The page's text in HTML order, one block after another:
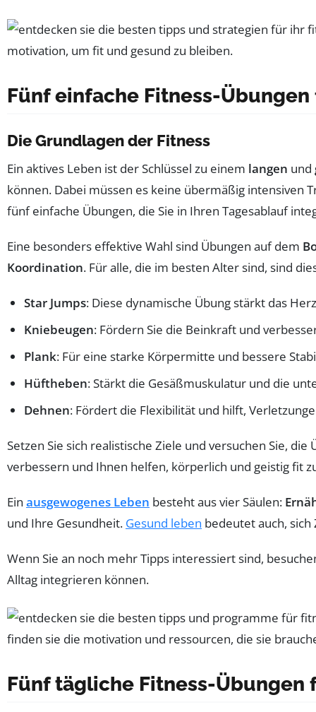
Fünf einfache Fitness-
Die Grundlagen der Fitness
Ein aktives Leben ist der Schlüssel zu einem langen und
können. Dabei müssen es keine übermäßig intensiven
fünf einfache Übungen, die Sie in Ihren Tagesablauf
Eine besonders effektive Wahl sind Übungen auf dem
Koordination. Für alle, die im besten Alter sind, sind
Star Jumps: Diese dynamische Übung stärkt das
Kniebeugen: Fördern Sie die Beinkraft und
Plank: Für eine starke Körpermitte und bessere
Hüftheben: Stärkt die Gesäßmuskulatur und die
Dehnen: Fördert die Flexibilität und hilft,
Setzen Sie sich realistische Ziele und versuchen Sie,
verbessern und Ihnen helfen, körperlich und geistig fit
Ein ausgewogenes Leben besteht aus vier Säulen:
und Ihre Gesundheit. Gesund leben bedeutet auch,
Wenn Sie an noch mehr Tipps interessiert sind,
Alltag integrieren können.
Fünf tägliche Fitness-Übungen